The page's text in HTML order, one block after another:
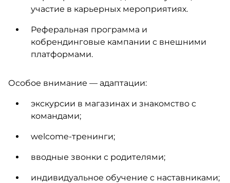
участие в карьерных мероприятиях.
Реферальная программа и
кобрендинговые кампании с внешними
платформами.
Особое внимание — адаптации:
экскурсии в магазинах и знакомство с
командами;
welcome-тренинги;
вводные звонки с родителями;
индивидуальное обучение с наставниками;